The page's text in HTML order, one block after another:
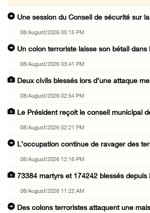
Une session du Conseil de sécurité sur
08/August/2026 05:15 PM
Un colon terroriste laisse son bétail dans
08/August/2026 03:41 PM
Deux civils blessés lors d’une attaque
08/August/2026 02:54 PM
Le Président reçoit le conseil municipal
08/August/2026 02:21 PM
L’occupation continue de ravager des
08/August/2026 12:16 PM
73384 martyrs et 174242 blessés depuis
08/August/2026 11:22 AM
Des colons terroristes attaquent une